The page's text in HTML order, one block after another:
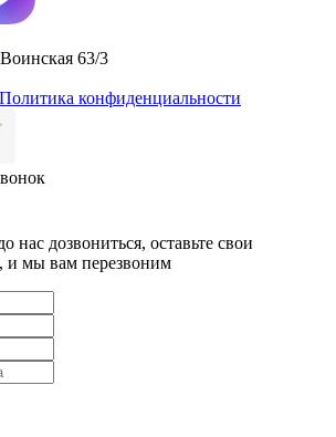
63/3
Политика конфиденциальности
нас дозвониться, оставьте свои
и мы вам перезвоним